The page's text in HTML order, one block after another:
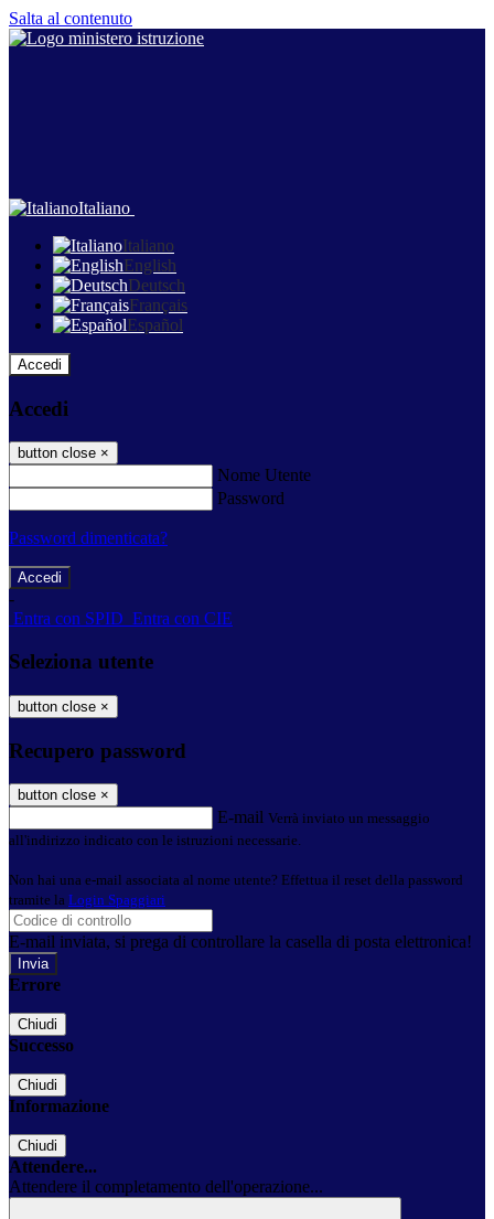
Salta al contenuto
Italiano
Italiano
English
Deutsch
Français
Español
Accedi
Accedi
button close ×
Nome Utente
Password
Password dimenticata?
-
Entra con SPID Entra con CIE
Seleziona utente
button close ×
Recupero password
button close ×
E-mail Verrà inviato un messaggio
all'indirizzo indicato con le istruzioni necessarie.
Non hai una e-mail associata al nome utente? Effettua il reset della password
tramite la Login Spaggiari
E-mail inviata, si prega di controllare la casella di posta elettronica!
Errore
Chiudi
Successo
Chiudi
Informazione
Chiudi
Attendere...
Attendere il completamento dell'operazione...